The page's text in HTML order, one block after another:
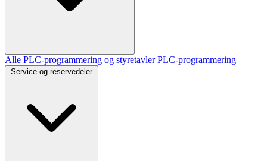
Alle PLC-programmering og styretavlerPLC-programmering
Service og reservedeler